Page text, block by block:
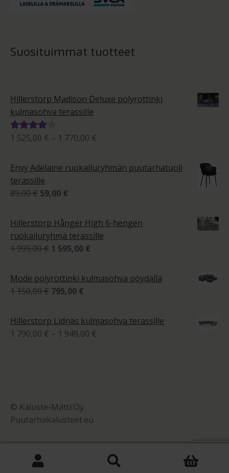
Suosituimmat tuotteet
Hillerstorp Madison Deluxe polyrottinki
kulmasohva terassille
Arvostelu
4.00
/ 5
1 525,00 € – 1 770,00 €
525,00 €
Envy Adelaine ruokailuryhmän puutarhatuoli
terassille
89,00€ Alkuperäinen
89,00 €.
59,00 €
59,00 €.
Hillerstorp Hånger High 6-hengen
ruokailuryhmä terassille
1 995,00€ Alkuperäinen
oli:
1
1 595,00 €
on:
Mode polyrottinki kulmasohva pöydällä
1 150,00€ Alkuperäinen
oli:
795,00 €
on:
795,00 €.
Hillerstorp Lidnäs kulmasohva terassille
1 790,00 € – 1 949,00 €
© Kaluste-Matti Oy
Puutarhakalusteet.eu